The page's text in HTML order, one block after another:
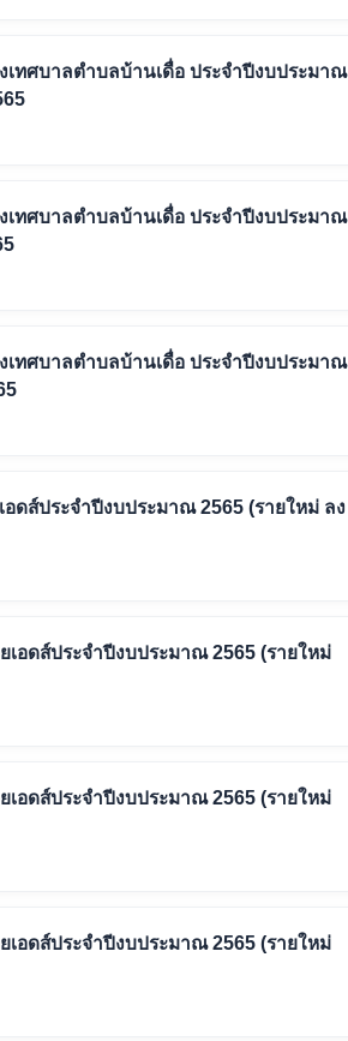
เทศบาลตำบลบ้านเดื่อ ประจำปีงบประมาณ
เทศบาลตำบลบ้านเดื่อ ประจำปีงบประมาณ
เทศบาลตำบลบ้านเดื่อ ประจำปีงบประมาณ
ดส์ประจำปีงบประมาณ 2565 (รายใหม่ ลง
เอดส์ประจำปีงบประมาณ 2565 (รายใหม่
เอดส์ประจำปีงบประมาณ 2565 (รายใหม่
เอดส์ประจำปีงบประมาณ 2565 (รายใหม่